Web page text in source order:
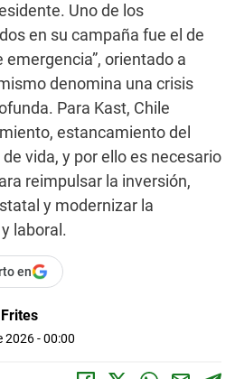
Uno de los
en su campaña fue el de
emergencia”, orientado a
denomina una crisis
Para Kast, Chile
estancamiento del
vida, y por ello es necesario
reimpulsar la inversión,
y modernizar la
laboral.
en
2026 - 00:00